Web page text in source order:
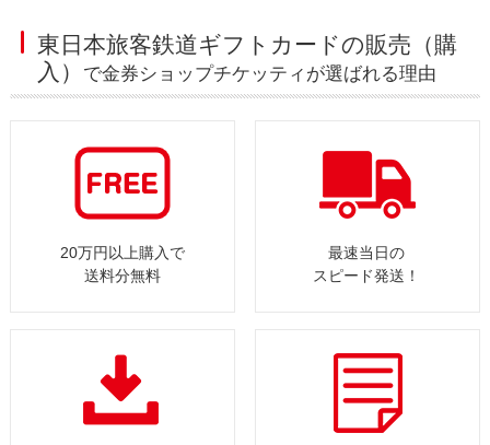
東日本旅客鉄道ギフトカードの販売（購
入）
で金券ショップチケッティが選ばれる理由
20万円以上購入で
送料分無料
最速当日の
スピード発送！